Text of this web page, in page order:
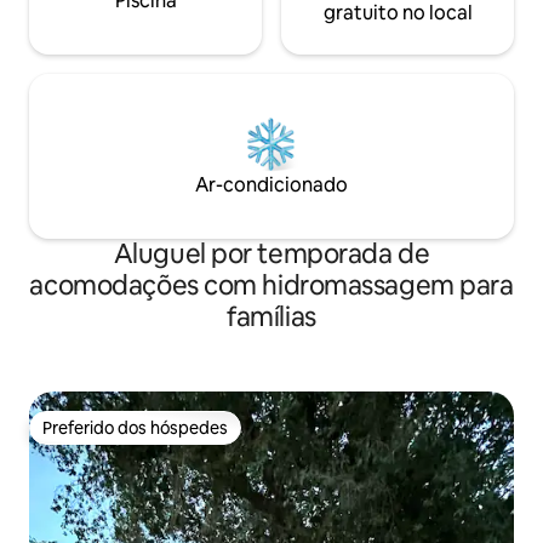
gratuito no local
Ar-condicionado
Aluguel por temporada de
acomodações com hidromassagem para
famílias
Preferido dos hóspedes
Preferido dos hóspedes